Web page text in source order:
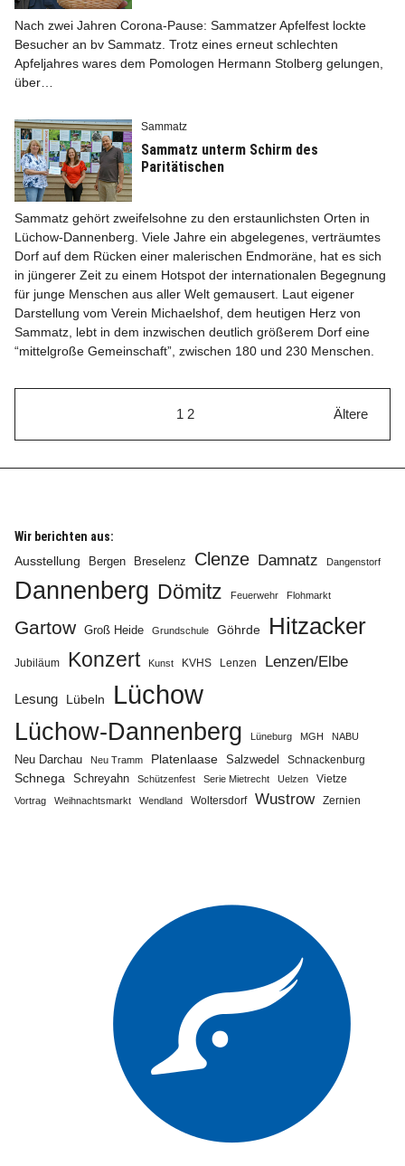
Nach zwei Jahren Corona-Pause: Sammatzer Apfelfest lockte
Besucher an bv Sammatz. Trotz eines erneut schlechten
Apfeljahres wares dem Pomologen Hermann Stolberg gelungen,
über…
Sammatz
Sammatz unterm Schirm des
Paritätischen
Sammatz gehört zweifelsohne zu den erstaunlichsten Orten in
Lüchow-Dannenberg. Viele Jahre ein abgelegenes, verträumtes
Dorf auf dem Rücken einer malerischen Endmoräne, hat es sich
in jüngerer Zeit zu einem Hotspot der internationalen Begegnung
für junge Menschen aus aller Welt gemausert. Laut eigener
Darstellung vom Verein Michaelshof, dem heutigen Herz von
Sammatz, lebt in dem inzwischen deutlich größerem Dorf eine
“mittelgroße Gemeinschaft”, zwischen 180 und 230 Menschen.
1 2 Ältere
Wir berichten aus:
Ausstellung
Bergen Breselenz Clenze Damnatz Dangenstorf
Dannenberg Dömitz Feuerwehr Flohmarkt
Gartow Groß Heide Grundschule Göhrde Hitzacker
Jubiläum Konzert Kunst KVHS Lenzen Lenzen/Elbe
Lesung Lübeln Lüchow
Lüchow-Dannenberg Lüneburg MGH NABU
Neu Darchau Neu Tramm Platenlaase Salzwedel Schnackenburg
Schnega Schreyahn Schützenfest Serie Mietrecht Uelzen Vietze
Vortrag Weihnachtsmarkt Wendland Woltersdorf Wustrow Zernien